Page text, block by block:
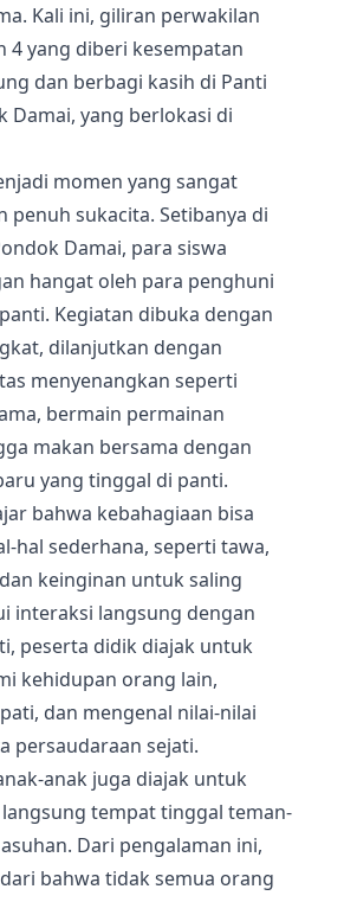
Kali ini, giliran perwakilan
4 yang diberi kesempatan
dan berbagi kasih di Panti
Damai, yang berlokasi di
momen yang sangat
penuh sukacita. Setibanya di
Damai, para siswa
hangat oleh para penghuni
Kegiatan dibuka dengan
dilanjutkan dengan
menyenangkan seperti
bermain permainan
makan bersama dengan
yang tinggal di panti.
bahwa kebahagiaan bisa
hal sederhana, seperti tawa,
keinginan untuk saling
interaksi langsung dengan
peserta didik diajak untuk
kehidupan orang lain,
dan mengenal nilai-nilai
persaudaraan sejati.
anak juga diajak untuk
tempat tinggal teman-
Dari pengalaman ini,
bahwa tidak semua orang